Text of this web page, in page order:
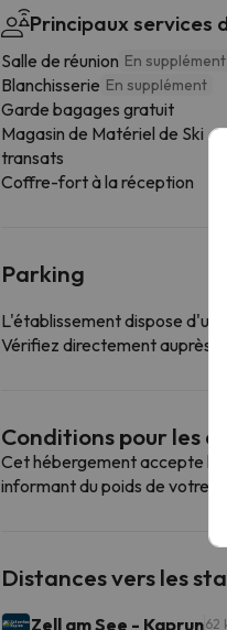
Principaux services
Salle de réunion En supplément
Blanchisserie En supplément
Garde bagages gratuit
Magasin de Matériel de Ski
transats
Coffre-fort à la réception
Parking
L'établissement dispose
Vérifiez directement auprès
Conditions pour les
Cet hébergement accepte
informant du poids de votre
Distances vers les
Zell am See - Kaprun62